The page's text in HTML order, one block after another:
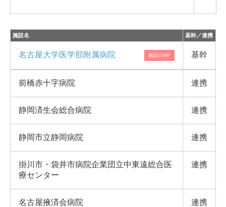
施設名 基幹／連携
名古屋大学医学部附属病院 基幹
前橋赤十字病院 連携
静岡済生会総合病院 連携
静岡市立静岡病院 連携
掛川市・袋井市病院企業団立中東遠総合医
療センター
連携
名古屋掖済会病院 連携